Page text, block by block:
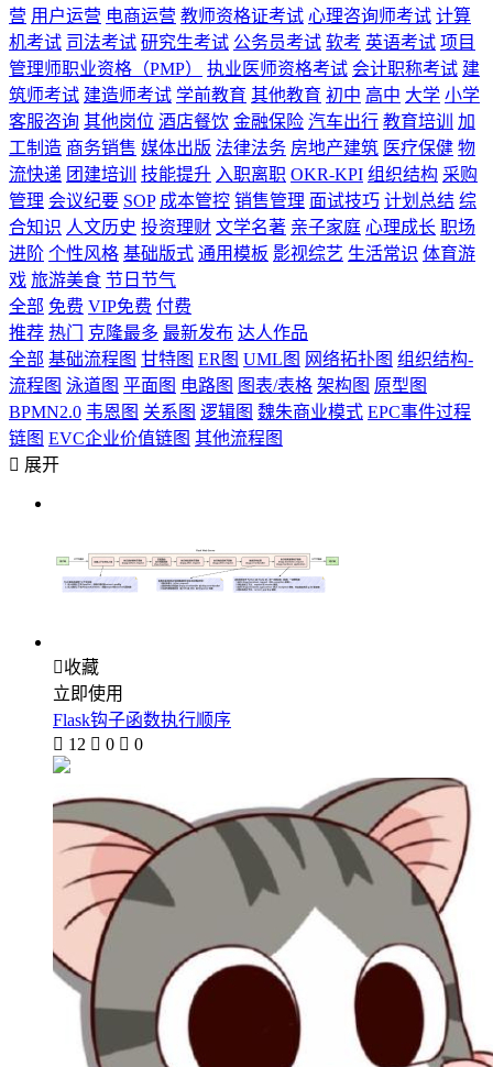
营 用户运营 电商运营 教师资格证考试 心理咨询师考试 计算
机考试 司法考试 研究生考试 公务员考试 软考 英语考试 项目
管理师职业资格（PMP）
执业医师资格考试 会计职称考试 建
筑师考试 建造师考试 学前教育 其他教育 初中 高中 大学 小学
客服咨询 其他岗位 酒店餐饮 金融保险 汽车出行 教育培训
加
工制造 商务销售 媒体出版 法律法务 房地产建筑 医疗保健 物
流快递 团建培训 技能提升 入职离职 OKR-KPI 组织结构 采购
管理 会议纪要 SOP 成本管控 销售管理 面试技巧 计划总结 综
合知识 人文历史 投资理财 文学名著 亲子家庭 心理成长 职场
进阶 个性风格 基础版式 通用模板 影视综艺 生活常识 体育游
戏 旅游美食 节日节气
全部 免费 VIP免费 付费
推荐 热门 克隆最多 最新发布 达人作品
全部 基础流程图 甘特图 ER图 UML图 网络拓扑图 组织结构-
流程图 泳道图 平面图 电路图 图表/表格 架构图 原型图
BPMN2.0 韦恩图 关系图 逻辑图 魏朱商业模式 EPC事件过程
链图 EVC企业价值链图 其他流程图
 展开
收藏
立即使用
Flask钩子函数执行顺序
 12  0  0